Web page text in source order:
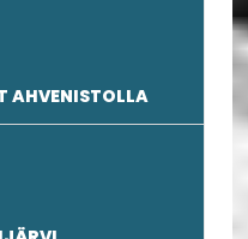
AHVENISTOLLA